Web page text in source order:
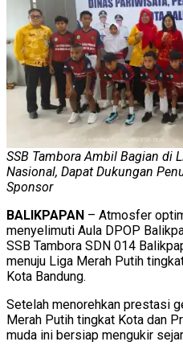
SSB Tambora Ambil Bagian di
Nasional, Dapat Dukungan
Sponsor
BALIKPAPAN – Atmosfer
menyelimuti Aula DPOP
SSB Tambora SDN 014
menuju Liga Merah Putih
Kota Bandung.
Setelah menorehkan prestasi
Merah Putih tingkat Kota dan
muda ini bersiap mengukir